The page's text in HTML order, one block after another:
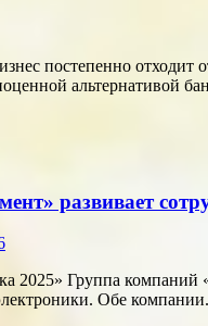
постепенно отходит
альтернативой
развивает
2025» Группа компаний
Обе